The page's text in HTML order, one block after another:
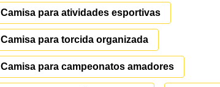
Camisa para atividades esportivas
Camisa para torcida organizada
Camisa para campeonatos amadores